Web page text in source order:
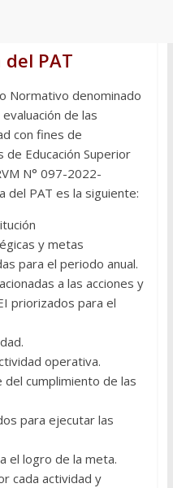
PAT
Normativo denominado
de las
con fines de
de Educación Superior
N° 097-2022-
del PAT es la siguiente:
y metas
para el periodo anual.
a las acciones y
priorizados para el
operativa.
cumplimiento de las
para ejecutar las
el logro de la meta.
cada actividad y